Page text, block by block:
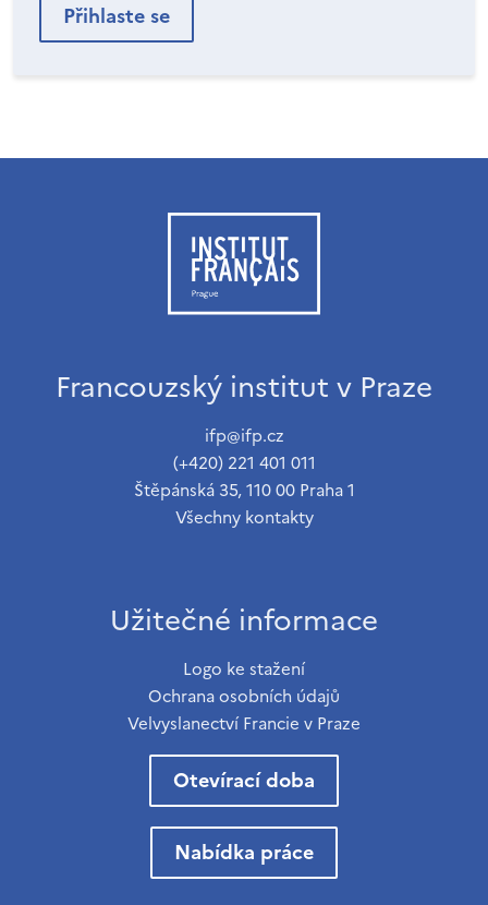
Francouzský institut v Praze
ifp@ifp.cz
(+420) 221 401 011
Štěpánská 35, 110 00 Praha 1
Všechny kontakty
Užitečné informace
Logo ke stažení
Ochrana osobních údajů
Velvyslanectví Francie v Praze
Otevírací doba
Nabídka práce